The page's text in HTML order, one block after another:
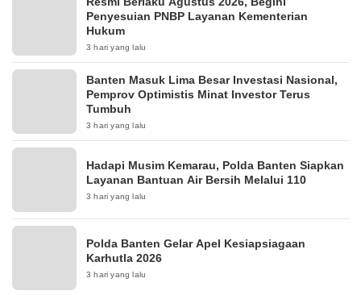
Penyesuian PNBP Layanan Kementerian
Hukum
3 hari yang lalu
Banten Masuk Lima Besar Investasi Nasional,
Pemprov Optimistis Minat Investor Terus
Tumbuh
3 hari yang lalu
Hadapi Musim Kemarau, Polda Banten Siapkan
Layanan Bantuan Air Bersih Melalui 110
3 hari yang lalu
Polda Banten Gelar Apel Kesiapsiagaan
Karhutla 2026
3 hari yang lalu